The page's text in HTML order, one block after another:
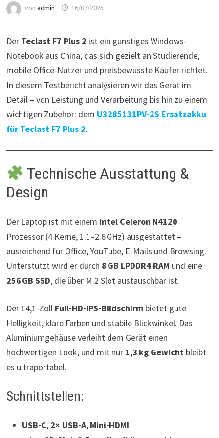
von admin 16/07/2025
Der Teclast F7 Plus 2 ist ein günstiges Windows-
Notebook aus China, das sich gezielt an Studierende,
mobile Office-Nutzer und preisbewusste Käufer richtet.
In diesem Testbericht analysieren wir das Gerät im
Detail – von Leistung und Verarbeitung bis hin zu einem
wichtigen Zubehör: dem U3285131PV-2S Ersatzakku
für Teclast F7 Plus 2.
Technische Ausstattung &
Design
Der Laptop ist mit einem Intel Celeron N4120
Prozessor (4 Kerne, 1.1–2.6 GHz) ausgestattet –
ausreichend für Office, YouTube, E-Mails und Browsing.
Unterstützt wird er durch 8 GB LPDDR4 RAM und eine
256 GB SSD, die über M.2 Slot austauschbar ist.
Der 14,1-Zoll Full-HD-IPS-Bildschirmbietet gute
Helligkeit, klare Farben und stabile Blickwinkel. Das
Aluminiumgehäuse verleiht dem Gerät einen
hochwertigen Look, und mit nur 1,3 kg Gewicht bleibt
es ultraportabel.
Schnittstellen:
USB-C, 2× USB-A, Mini-HDMI